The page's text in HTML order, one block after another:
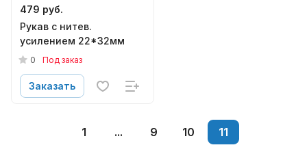
479 руб.
Рукав с нитев.
усилением 22*32мм
0 Под заказ
Заказать
1 ... 9 10 11